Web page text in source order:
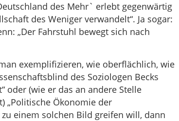
des Mehr` erlebt gegenwärtig
des Weniger verwandelt“. Ja sogar:
„Der Fahrstuhl bewegt sich nach
exemplifizieren, wie oberflächlich, wie
des Soziologen Becks
oder (wie er das an andere Stelle
„Politische Ökonomie der
einem solchen Bild greifen will, dann